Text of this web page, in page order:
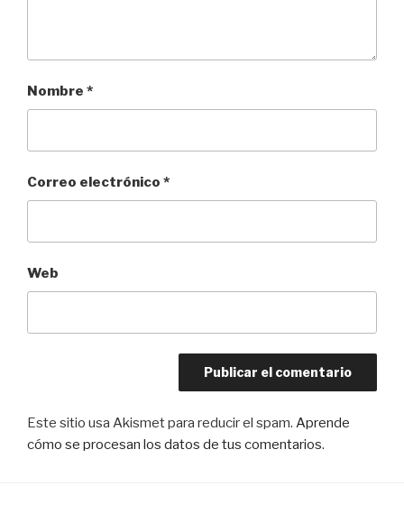
Nombre *
Correo electrónico *
Web
Este sitio usa Akismet para reducir el spam. Aprende
cómo se procesan los datos de tus comentarios.